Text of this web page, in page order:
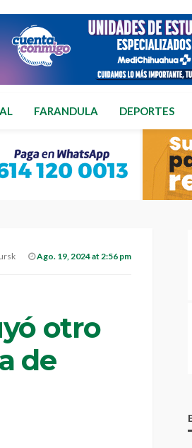
FARANDULA DEPORTES
Ago. 19, 2024 at 2:56 pm
otro
de